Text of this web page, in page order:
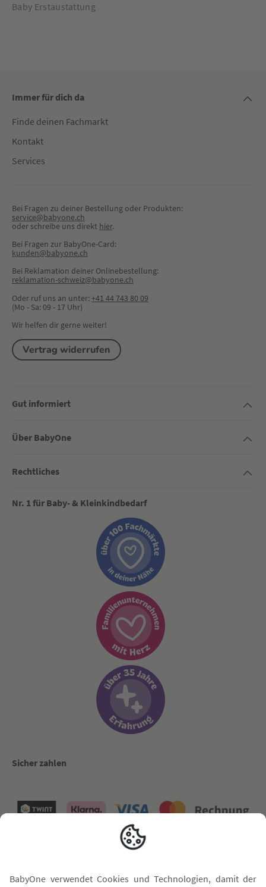
Baby Erstaustattung
Immer für dich da
Finde deinen Fachmarkt
Kontakt
Services
Bei Fragen zu deiner Bestellung oder Produkten:
service@babyone.ch
oder schreibe uns direkt hier.
Bei Fragen zur BabyOne-Card:
kunden@babyone.ch
Bei Reklamation deiner Onlinebestellung:
reklamation-schweiz@babyone.ch
Oder ruf uns an unter:+41 44 743 80 09
(Mo - Sa: 09 - 17 Uhr)
Wir helfen dir gerne weiter!
Vertrag widerrufen
Gut informiert
Über BabyOne
Rechtliches
Nr. 1 für Baby- & Kleinkindbedarf
Sicher zahlen